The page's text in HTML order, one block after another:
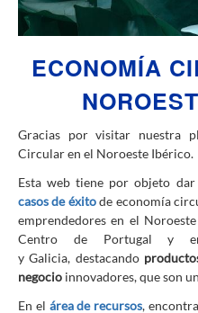
ECONOMÍA
Gracias por visitar nuestra
Circular en el Noroeste Ibérico.
Esta web tiene por objeto
casos de éxitode economía
emprendedores en el
Centro de Portugal y
y Galicia, destacando
negocio innovadores, que son
En el área de recursos,